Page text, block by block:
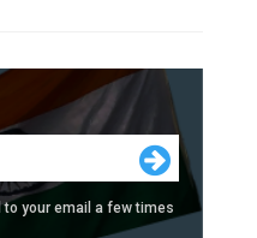
your email a few times